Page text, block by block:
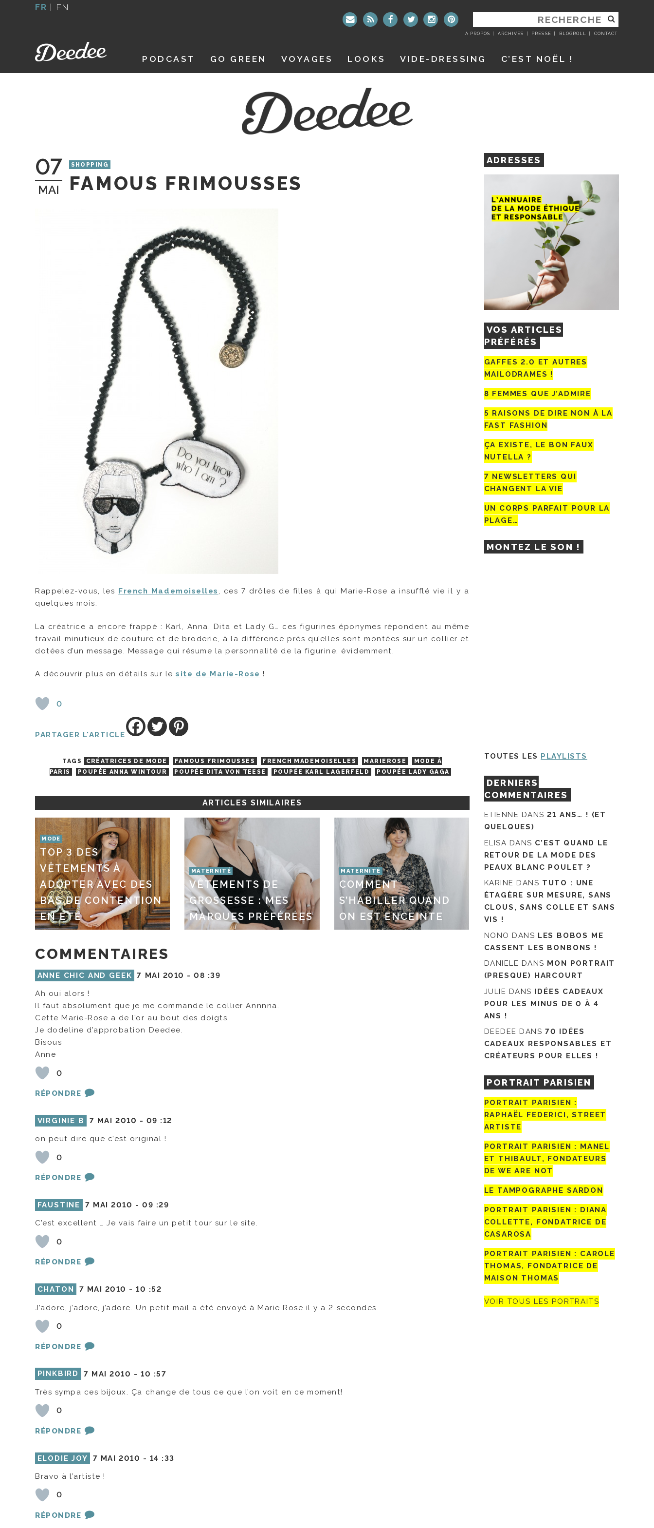
FR | EN
RECHERCHER
:
A PROPOS ARCHIVES PRESSE BLOGROLL CONTACT
PODCAST GO GREEN VOYAGES LOOKS VIDE-DRESSING C’EST NOËL !
07
MAI
SHOPPING
FAMOUS FRIMOUSSES
Rappelez-vous, les French Mademoiselles , ces 7 drôles de filles à qui Marie-Rose a insufflé vie il y a
quelques mois.
La créatrice a encore frappé : Karl, Anna, Dita et Lady G… ces figurines éponymes répondent au même
travail minutieux de couture et de broderie, à la différence près qu’elles sont montées sur un collier et
dotées d’un message. Message qui résume la personnalité de la figurine, évidemment.
A découvrir plus en détails sur lesite de Marie-Rose !
0
PARTAGER L'ARTICLE
TAGS CRÉATRICES DE MODE FAMOUS FRIMOUSSES FRENCH MADEMOISELLES MARIEROSE
MODE À
PARIS
POUPÉE ANNA WINTOUR POUPÉE DITA VON TEESE POUPÉE KARL LAGERFELD POUPÉE LADY GAGA
ARTICLES SIMILAIRES
MODE
TOP 3 DES
VÊTEMENTS À
ADOPTER AVEC DES
BAS DE CONTENTION
EN ÉTÉ
MATERNITÉ
VÊTEMENTS DE
GROSSESSE : MES
MARQUES PRÉFÉRÉES
MATERNITÉ
COMMENT
S’HABILLER QUAND
ON EST ENCEINTE
COMMENTAIRES
ANNE CHIC AND GEEK 7 MAI 2010 -08 :39
Ah oui alors !
Il faut absolument que je me commande le collier Annnna.
Cette Marie-Rose a de l’or au bout des doigts.
Je dodeline d’approbation Deedee.
Bisous
Anne
0
RÉPONDRE
VIRGINIE B 7 MAI 2010 - 09 :12
on peut dire que c’est original !
0
RÉPONDRE
FAUSTINE 7 MAI 2010 - 09 :29
C’est excellent … Je vais faire un petit tour sur le site.
0
RÉPONDRE
CHATON 7 MAI 2010 -10 :52
J’adore, j’adore, j’adore. Un petit mail a été envoyé à Marie Rose il y a 2 secondes
0
RÉPONDRE
PINKBIRD 7 MAI 2010 - 10 :57
Très sympa ces bijoux. Ça change de tous ce que l’on voit en ce moment!
0
RÉPONDRE
ELODIE JOY 7 MAI 2010 - 14 :33
Bravo à l’artiste !
0
RÉPONDRE
ADRESSES
VOS ARTICLES
PRÉFÉRÉS
GAFFES 2.0 ET AUTRES
MAILODRAMES !
8 FEMMES QUE J’ADMIRE
5 RAISONS DE DIRE NON À LA
FAST FASHION
ÇA EXISTE, LE BON FAUX
NUTELLA ?
7 NEWSLETTERS QUI
CHANGENT LA VIE
UN CORPS PARFAIT POUR LA
PLAGE…
MONTEZ LE SON !
TOUTES LES PLAYLISTS
DERNIERS
COMMENTAIRES
ETIENNE DANS21 ANS… ! (ET
QUELQUES)
ELISA DANS C’EST QUAND LE
RETOUR DE LA MODE DES
PEAUX BLANC POULET ?
KARINE DANS TUTO : UNE
ÉTAGÈRE SUR MESURE, SANS
CLOUS, SANS COLLE ET SANS
VIS !
NONO DANS LES BOBOS ME
CASSENT LES BONBONS !
DANIELE DANS MON PORTRAIT
(PRESQUE) HARCOURT
JULIE DANS IDÉES CADEAUX
POUR LES MINUS DE 0 À 4
ANS !
DEEDEE DANS 70 IDÉES
CADEAUX RESPONSABLES ET
CRÉATEURS POUR ELLES !
PORTRAIT PARISIEN
PORTRAIT PARISIEN :
RAPHAËL FEDERICI, STREET
ARTISTE
PORTRAIT PARISIEN : MANEL
ET THIBAULT, FONDATEURS
DE WE ARE NOT
LE TAMPOGRAPHE SARDON
PORTRAIT PARISIEN : DIANA
COLLETTE, FONDATRICE DE
CASAROSA
PORTRAIT PARISIEN : CAROLE
THOMAS, FONDATRICE DE
MAISON THOMAS
VOIR TOUS LES PORTRAITS